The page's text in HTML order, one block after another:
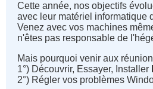
Cette année, nos objectifs
avec leur matériel informatique
Venez avec vos machines
n'êtes pas responsable de
Mais pourquoi venir aux
1°) Découvrir, Essayer, Installer
2°) Régler vos problèmes